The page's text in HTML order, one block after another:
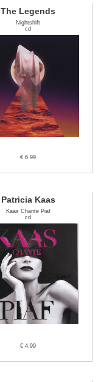
The Legends
Nightshift
cd
€ 6.99
Patricia Kaas
Kaas Chante Piaf
cd
€ 4.99